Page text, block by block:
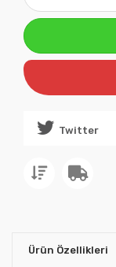
Twitter
Ürün Özellikleri